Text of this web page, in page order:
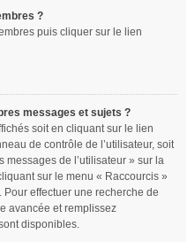
?
puis cliquer sur le lien
messages et sujets ?
soit en cliquant sur le lien
de contrôle de l’utilisateur, soit
de l’utilisateur » sur la
sur le menu « Raccourcis »
effectuer une recherche de
avancée et remplissez
disponibles.